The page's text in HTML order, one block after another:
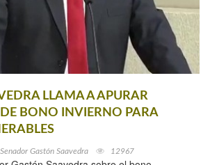
LLAMA A APURAR
BONO INVIERNO PARA
Senador Gastón Saavedra 12967